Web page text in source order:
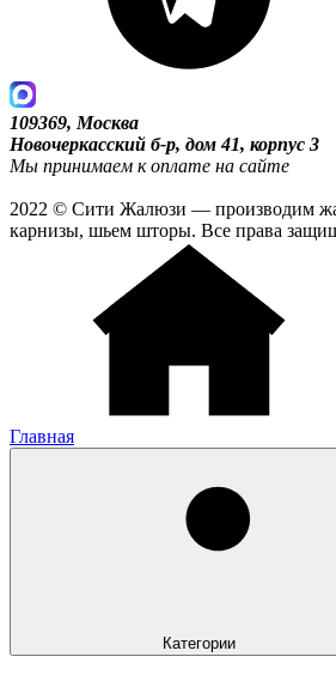
109369, Москва
Новочеркасский б-р, дом 41, корпус 3
Мы принимаем к оплате на сайте
2022 © Сити Жалюзи — производим
карнизы, шьем шторы. Все права
Главная
Категории